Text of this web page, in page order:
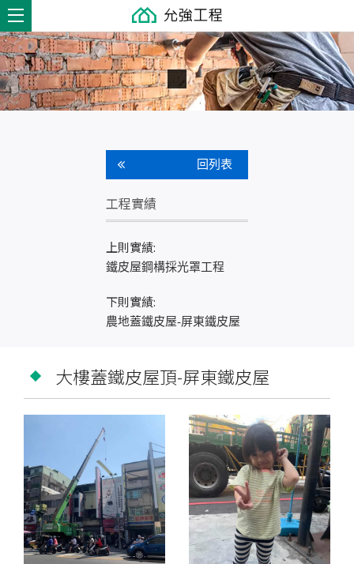
回列表
工程實績
上則實績:
鐵皮屋鋼構採光罩工程
下則實績:
農地蓋鐵皮屋-屏東鐵皮屋
大樓蓋鐵皮屋頂-屏東鐵皮屋